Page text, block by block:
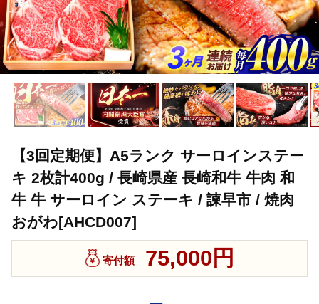
【3回定期便】A5ランク サーロインステー
キ 2枚計400g / 長崎県産 長崎和牛 牛肉 和
牛 牛 サーロイン ステーキ / 諫早市 / 焼肉
おがわ[AHCD007]
寄付額 75,000円